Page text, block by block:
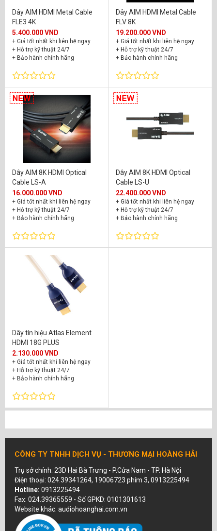
Dây AIM HDMI Metal Cable
FLE3 4K
5.400.000 VND
+ Giá tốt nhất khi liên hệ ngay
+ Hỗ trợ kỹ thuật 24/7
+ Bảo hành chính hãng
Dây AIM HDMI Metal Cable
FLV 8K
19.200.000 VND
+ Giá tốt nhất khi liên hệ ngay
+ Hỗ trợ kỹ thuật 24/7
+ Bảo hành chính hãng
Dây AIM 8K HDMI Optical
Cable LS-A
16.000.000 VND
+ Giá tốt nhất khi liên hệ ngay
+ Hỗ trợ kỹ thuật 24/7
+ Bảo hành chính hãng
Dây AIM 8K HDMI Optical
Cable LS-U
22.400.000 VND
+ Giá tốt nhất khi liên hệ ngay
+ Hỗ trợ kỹ thuật 24/7
+ Bảo hành chính hãng
Dây tín hiệu Atlas Element
HDMI 18G PLUS
2.130.000 VND
+ Giá tốt nhất khi liên hệ ngay
+ Hỗ trợ kỹ thuật 24/7
+ Bảo hành chính hãng
CÔNG TY TNHH DỊCH VỤ - THƯƠNG MẠI HOÀNG HẢI
Trụ sở chính: 23D Hai Bà Trưng - P.Cửa Nam - TP. Hà Nội
Điện thoại: 024.39341264, 19006723 phím 3, 0913225494
Hotline: 0913225494
Fax: 024.39365559 - Số GPKD: 0101301613
Website khác: audiohoanghai.com.vn